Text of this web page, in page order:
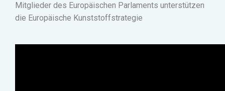
Mitglieder des Europäischen Parlaments unterstützen
die Europäische Kunststoffstrategie